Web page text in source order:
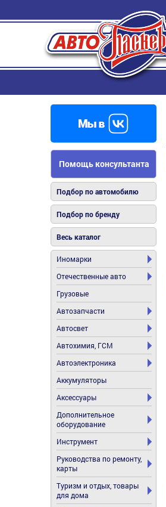
Помощь консультанта
Подбор по автомобилю
Подбор по бренду
Весь каталог
Иномарки
Отечественные авто
Грузовые
Автозапчасти
Автосвет
Автохимия, ГСМ
Автоэлектроника
Аккумуляторы
Аксессуары
Дополнительное
оборудование
Инструмент
Руководства по ремонту,
карты
Туризм и отдых, товары
для дома